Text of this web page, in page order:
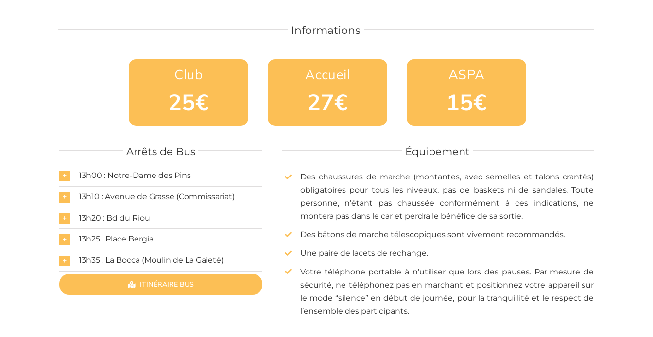
Informations
Club
25€
Accueil
27€
ASPA
15€
Arrêts de Bus
13h00 : Notre-Dame des Pins
13h10 : Avenue de Grasse (Commissariat)
13h20 : Bd du Riou
13h25 : Place Bergia
13h35 : La Bocca (Moulin de La Gaieté)
ITINÉRAIRE BUS
Équipement
Des chaussures de marche (montantes, avec semelles et talons crantés)
obligatoires pour tous les niveaux, pas de baskets ni de sandales. Toute
personne, n’étant pas chaussée conformément à ces indications, ne
montera pas dans le car et perdra le bénéfice de sa sortie.
Des bâtons de marche télescopiques sont vivement recommandés.
Une paire de lacets de rechange.
Votre téléphone portable à n’utiliser que lors des pauses. Par mesure de
sécurité, ne téléphonez pas en marchant et positionnez votre appareil sur
le mode “silence” en début de journée, pour la tranquillité et le respect de
l’ensemble des participants.